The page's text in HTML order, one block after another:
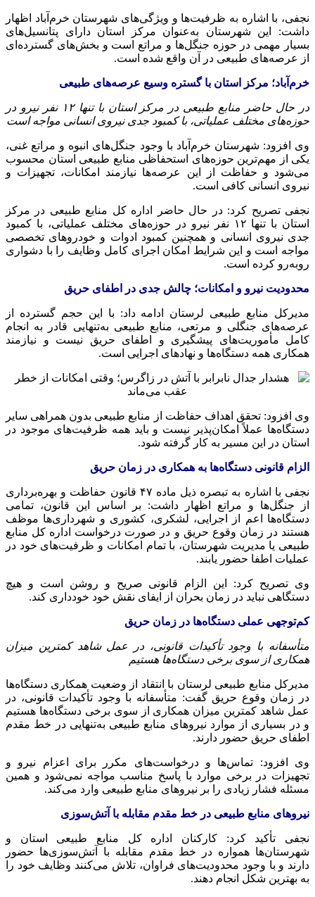
نجفی، با اشاره به ظرفیت‌ها و ویژگی‌های شهرستان خرم‌آباد اظهار
داشت: این شهرستان به‌عنوان مرکز استان دارای پتانسیل‌های
بسیار مهمی در حوزه جنگل‌ها و مراتع است و بخش‌های گسترده‌ای
از عرصه‌های طبیعی در آن واقع شده است.
خرم‌آباد؛ مرکز استان با گستره وسیع عرصه‌های طبیعی
در حال حاضر منابع طبیعی در مرکز استان با تنها ۱۲ نفر نیرو در
حوزه‌های مختلف عملیاتی، با کمبود جدی نیروی انسانی مواجه است
وی افزود: شهرستان خرم‌آباد با وجود جنگل‌های انبوه و مراتع غنی،
یکی از مهم‌ترین حوزه‌های استحفاظی منابع طبیعی استان محسوب
می‌شود و حفاظت از این عرصه‌ها نیازمند امکانات، تجهیزات و
نیروی انسانی کافی است.
نجفی تصریح کرد: در حال حاضر اداره کل منابع طبیعی در مرکز
استان با تنها ۱۲ نفر نیرو در حوزه‌های مختلف عملیاتی، با کمبود
جدی نیروی انسانی و همچنین کمبود ادوات و خودروهای تخصصی
مواجه است و این شرایط امکان اجرای کامل وظایف را با دشواری
روبه‌رو کرده است.
محدودیت نیرو و امکانات؛ چالش جدی در اطفای حریق
مدیرکل منابع طبیعی لرستان ادامه داد: با این حجم گسترده از
عرصه‌های جنگلی و مرتعی، منابع طبیعی به‌تنهایی قادر به انجام
کامل مأموریت‌های پیشگیری و اطفای حریق نیست و نیازمند
همکاری همه دستگاه‌ها و نهادهای اجرایی است.
وی افزود: تحقق اهداف حفاظت از منابع طبیعی بدون همراهی سایر
دستگاه‌ها عملاً امکان‌پذیر نیست و باید همه ظرفیت‌های موجود در
استان در این مسیر به کار گرفته شود.
الزام قانونی دستگاه‌ها به همکاری در زمان حریق
نجفی با اشاره به تبصره ذیل ماده ۴۷ قانون حفاظت و بهره‌برداری
از جنگل‌ها و مراتع اظهار داشت: بر اساس این قانون، تمامی
دستگاه‌ها اعم از اجرایی، لشکری، کشوری و شهرداری‌ها موظف
هستند در زمان وقوع حریق و در صورت درخواست اداره کل منابع
طبیعی یا مدیریت شهرستان، با تمام امکانات و ظرفیت‌های خود در
عملیات اطفا حضور یابند.
وی تصریح کرد: این الزام قانونی صریح و روشن است و هیچ
دستگاهی نباید در زمان بحران از ایفای نقش خود خودداری کند.
کم‌توجهی عملی دستگاه‌ها در زمان حریق
متأسفانه با وجود تأکیدات قانونی، در عمل شاهد کمترین میزان
همکاری از سوی برخی دستگاه‌ها هستیم
مدیرکل منابع طبیعی لرستان با انتقاد از وضعیت همکاری دستگاه‌ها
در زمان وقوع حریق گفت: متأسفانه با وجود تأکیدات قانونی، در
عمل شاهد کمترین میزان همکاری از سوی برخی دستگاه‌ها هستیم
و در بسیاری از موارد نیروهای منابع طبیعی به‌تنهایی در خط مقدم
اطفای حریق حضور دارند.
وی افزود: تماس‌ها و درخواست‌های مکرر برای اعزام نیرو و
تجهیزات در برخی موارد با پاسخ مناسب مواجه نمی‌شود و همین
مسئله فشار زیادی را بر نیروهای منابع طبیعی وارد می‌کند.
نیروهای منابع طبیعی در خط مقدم مقابله با آتش‌سوزی
نجفی تأکید کرد: کارکنان اداره کل منابع طبیعی استان و
شهرستان‌ها همواره در خط مقدم مقابله با آتش‌سوزی‌ها حضور
دارند و با وجود محدودیت‌های فراوان، تلاش می‌کنند وظایف خود را
به بهترین شکل انجام دهند.